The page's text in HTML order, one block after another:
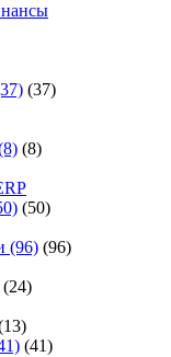
(37)
(8)
(50)
(96) (96)
(24)
(41)